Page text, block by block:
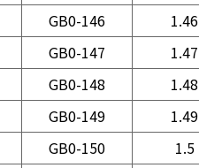
GB0-146 1.46
GB0-147 1.47
GB0-148 1.48
GB0-149 1.49
GB0-150 1.5